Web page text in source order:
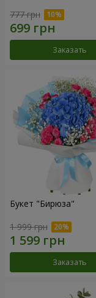
777 грн
Заказать
Букет "Бирюза"
1 999 грн
Заказать